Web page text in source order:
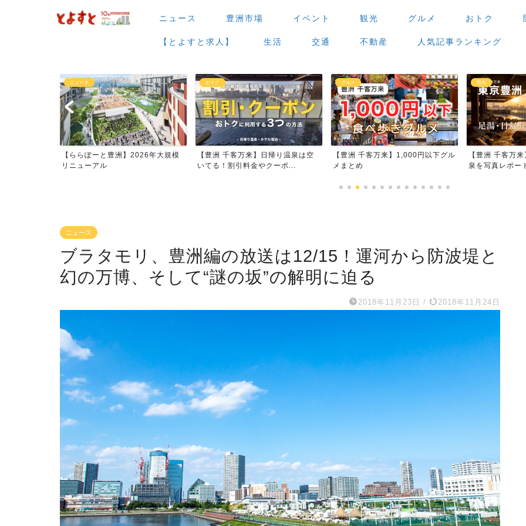
ニュース 豊洲市場 イベント 観光 グルメ おトク
【とよすと求人】 生活 交通 不動産 人気記事ランキング
ニュース
【ららぽーと豊洲】2026年大規模
リニューアル
おトク
【豊洲 千客万来】日帰り温泉は空
いてる！割引料金やクーポ...
グルメ
【豊洲 千客万来】1,000円以下グル
メまとめ
観光
【豊洲 千客万
泉を写真レポー
ニュース
ブラタモリ、豊洲編の放送は12/15！運河から防波堤と
幻の万博、そして“謎の坂”の解明に迫る
2018年11月23日 / 2018年11月24日